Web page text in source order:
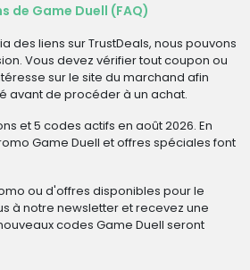
de Game Duell (FAQ)
des liens sur TrustDeals, nous pouvons
Vous devez vérifier tout coupon ou
sur le site du marchand afin
avant de procéder à un achat.
et 5 codes actifs en août 2026. En
Game Duell et offres spéciales font
ou d'offres disponibles pour le
à notre newsletter et recevez une
codes Game Duell seront